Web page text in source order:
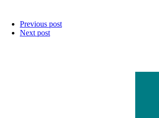
Previous post
Next post